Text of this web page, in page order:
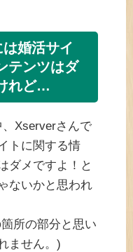
婚活サイ
テンツはダ
れど…
Xserverさんで
トに関する情
ダメですよ！と
ないかと思われ
所の部分と思い
ません。)